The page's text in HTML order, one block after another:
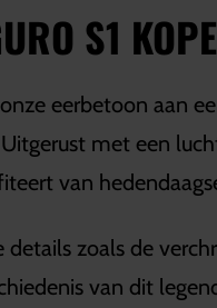
S1
onze eerbetoon aan
met een
van
zoals de
van dit